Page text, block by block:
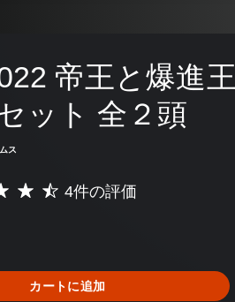
帝王と爆進王
ット 全２頭
ス
4件の評価
カートに追加